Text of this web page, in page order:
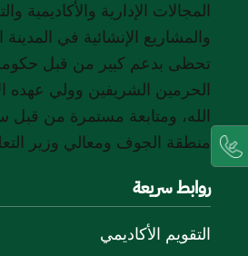
المجالات الإدارية والأكاديمية
والمشاريع الإنشائية في المدينة
تحظى بدعم كبير من قبل
الحرمين الشريفين وولي عهده
الله، ومتابعة مستمرة من قبل
منطقة الجوف ومعالي وزير
روابط سريعة
التقويم الأكاديمي